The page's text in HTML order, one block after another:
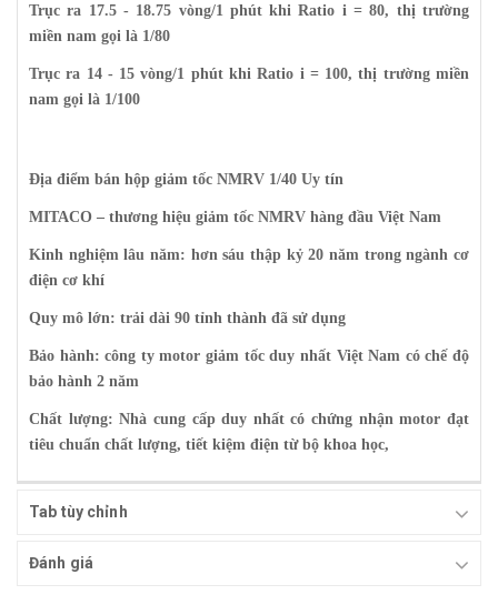
Trục ra 17.5 - 18.75 vòng/1 phút khi Ratio i = 80, thị trường
miền nam gọi là 1/80
Trục ra 14 - 15 vòng/1 phút khi Ratio i = 100, thị trường miền
nam gọi là 1/100
Địa điểm bán hộp giảm tốc NMRV 1/40 Uy tín
MITACO – thương hiệu giảm tốc NMRV hàng đầu Việt Nam
Kinh nghiệm lâu năm: hơn sáu thập kỷ 20 năm trong ngành cơ
điện cơ khí
Quy mô lớn: trải dài 90 tỉnh thành đã sử dụng
Bảo hành: công ty motor giảm tốc duy nhất Việt Nam có chế độ
bảo hành 2 năm
Chất lượng: Nhà cung cấp duy nhất có chứng nhận motor đạt
tiêu chuẩn chất lượng, tiết kiệm điện từ bộ khoa học,
Tab tùy chỉnh
Đánh giá